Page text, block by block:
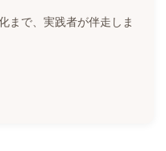
まで、実践者が伴走しま